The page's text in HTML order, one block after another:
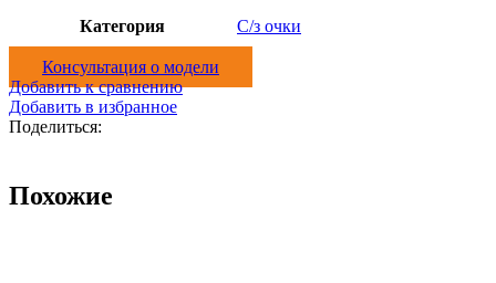
Категория С/з очки
Консультация о модели
Добавить к сравнению
Добавить в избранное
Поделиться:
Похожие